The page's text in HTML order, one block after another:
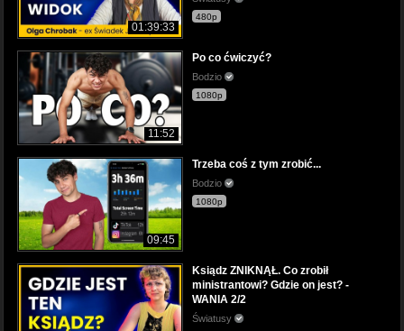
01:39:33
480p
11:52
Po co ćwiczyć?
Bodzio
1080p
09:45
Trzeba coś z tym zrobić...
Bodzio
1080p
Ksiądz ZNIKNĄŁ. Co zrobił
ministrantowi? Gdzie on jest? -
WANIA 2/2
Światusy